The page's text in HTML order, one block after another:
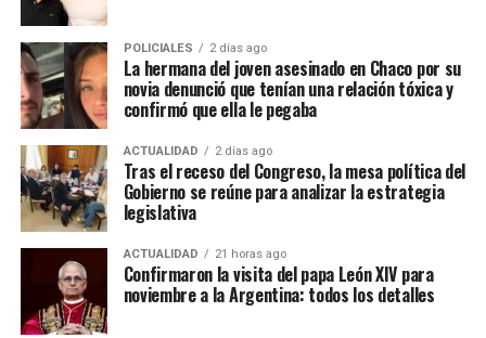
POLICIALES 2 días ago
La hermana del joven asesinado en Chaco por su
novia denunció que tenían una relación tóxica y
confirmó que ella le pegaba
ACTUALIDAD 2 días ago
Tras el receso del Congreso, la mesa política del
Gobierno se reúne para analizar la estrategia
legislativa
ACTUALIDAD 21 horas ago
Confirmaron la visita del papa León XIV para
noviembre a la Argentina: todos los detalles